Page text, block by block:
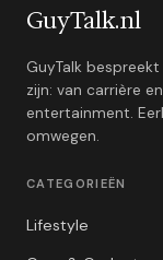
GuyTalk.nl
GuyTalk
zijn: van carrière
entertainment.
omwegen.
CATEGORIEËN
Lifestyle